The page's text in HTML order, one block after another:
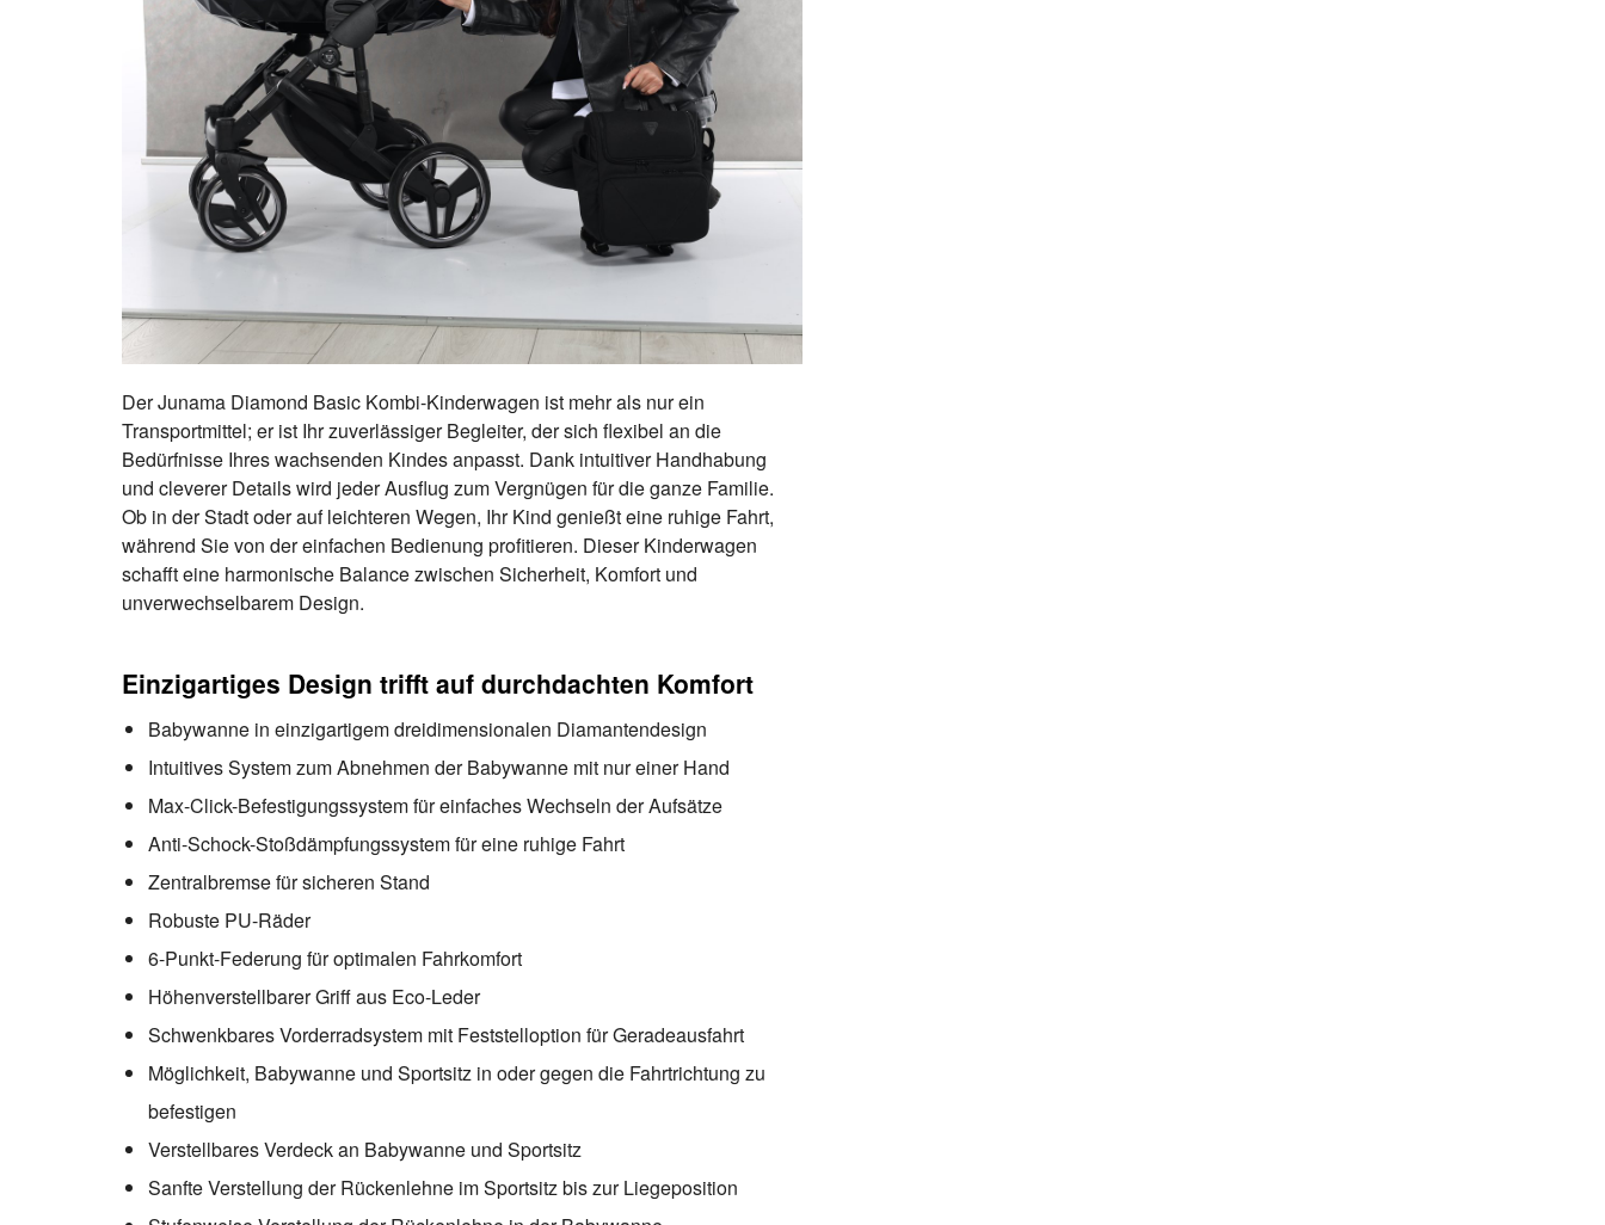
Der Junama Diamond Basic Kombi-Kinderwagen ist mehr als nur ein
Transportmittel; er ist Ihr zuverlässiger Begleiter, der sich flexibel an die
Bedürfnisse Ihres wachsenden Kindes anpasst. Dank intuitiver Handhabung
und cleverer Details wird jeder Ausflug zum Vergnügen für die ganze Familie.
Ob in der Stadt oder auf leichteren Wegen, Ihr Kind genießt eine ruhige Fahrt,
während Sie von der einfachen Bedienung profitieren. Dieser Kinderwagen
schafft eine harmonische Balance zwischen Sicherheit, Komfort und
unverwechselbarem Design.
Einzigartiges Design trifft auf durchdachten Komfort
Babywanne in einzigartigem dreidimensionalen Diamantendesign
Intuitives System zum Abnehmen der Babywanne mit nur einer Hand
Max-Click-Befestigungssystem für einfaches Wechseln der Aufsätze
Anti-Schock-Stoßdämpfungssystem für eine ruhige Fahrt
Zentralbremse für sicheren Stand
Robuste PU-Räder
6-Punkt-Federung für optimalen Fahrkomfort
Höhenverstellbarer Griff aus Eco-Leder
Schwenkbares Vorderradsystem mit Feststelloption für Geradeausfahrt
Möglichkeit, Babywanne und Sportsitz in oder gegen die Fahrtrichtung zu
befestigen
Verstellbares Verdeck an Babywanne und Sportsitz
Sanfte Verstellung der Rückenlehne im Sportsitz bis zur Liegeposition